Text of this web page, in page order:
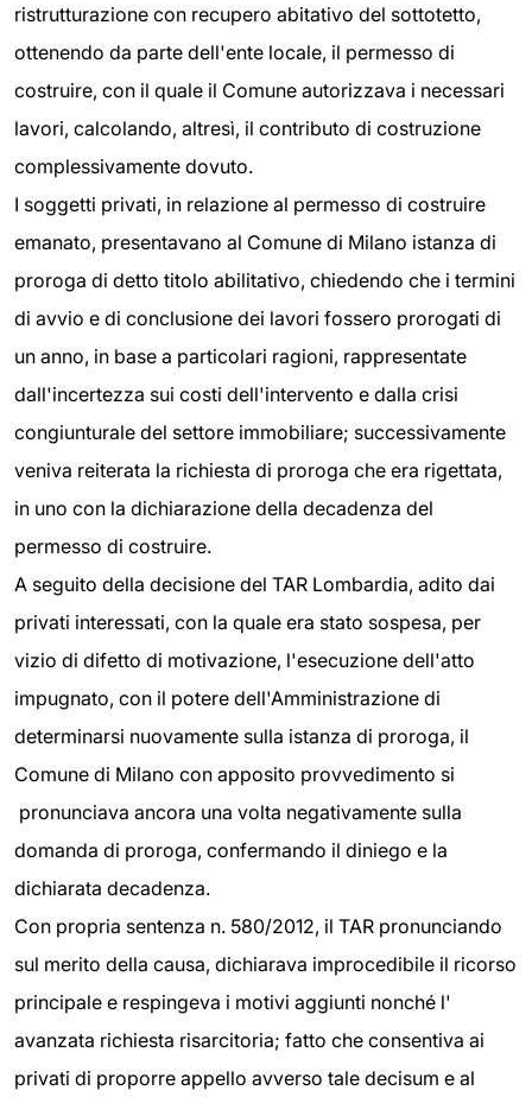
ristrutturazione con recupero abitativo del sottotetto,
ottenendo da parte dell'ente locale, il permesso di
costruire, con il quale il Comune autorizzava i necessari
lavori, calcolando, altresì, il contributo di costruzione
complessivamente dovuto.
I soggetti privati, in relazione al permesso di costruire
emanato, presentavano al Comune di Milano istanza di
proroga di detto titolo abilitativo, chiedendo che i termini
di avvio e di conclusione dei lavori fossero prorogati di
un anno, in base a particolari ragioni, rappresentate
dall'incertezza sui costi dell'intervento e dalla crisi
congiunturale del settore immobiliare; successivamente
veniva reiterata la richiesta di proroga che era rigettata,
in uno con la dichiarazione della decadenza del
permesso di costruire.
A seguito della decisione del TAR Lombardia, adito dai
privati interessati, con la quale era stato sospesa, per
vizio di difetto di motivazione, l'esecuzione dell'atto
impugnato, con il potere dell'Amministrazione di
determinarsi nuovamente sulla istanza di proroga, il
Comune di Milano con apposito provvedimento si
pronunciava ancora una volta negativamente sulla
domanda di proroga, confermando il diniego e la
dichiarata decadenza.
Con propria sentenza n. 580/2012, il TAR pronunciando
sul merito della causa, dichiarava improcedibile il ricorso
principale e respingeva i motivi aggiunti nonché l'
avanzata richiesta risarcitoria; fatto che consentiva ai
privati di proporre appello avverso tale decisum e al